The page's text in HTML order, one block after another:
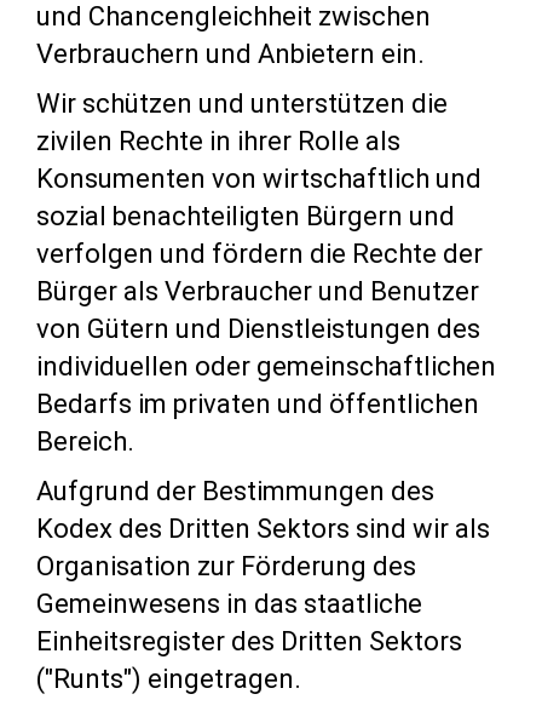
und Chancengleichheit zwischen
Verbrauchern und Anbietern ein.
Wir schützen und unterstützen die
zivilen Rechte in ihrer Rolle als
Konsumenten von wirtschaftlich und
sozial benachteiligten Bürgern und
verfolgen und fördern die Rechte der
Bürger als Verbraucher und Benutzer
von Gütern und Dienstleistungen des
individuellen oder gemeinschaftlichen
Bedarfs im privaten und öffentlichen
Bereich.
Aufgrund der Bestimmungen des
Kodex des Dritten Sektors sind wir als
Organisation zur Förderung des
Gemeinwesens in das staatliche
Einheitsregister des Dritten Sektors
("Runts") eingetragen.